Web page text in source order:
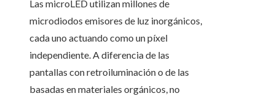
Las microLED utilizan millones de
microdiodos emisores de luz inorgánicos,
cada uno actuando como un píxel
independiente. A diferencia de las
pantallas con retroiluminación o de las
basadas en materiales orgánicos, no